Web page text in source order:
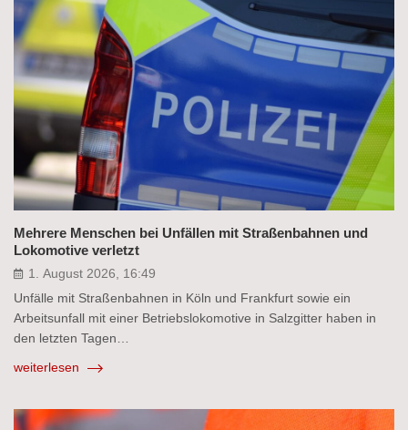
Mehrere Menschen bei Unfällen mit Straßenbahnen und
Lokomotive verletzt
1. August 2026, 16:49
Unfälle mit Straßenbahnen in Köln und Frankfurt sowie ein
Arbeitsunfall mit einer Betriebslokomotive in Salzgitter haben in
den letzten Tagen…
weiterlesen